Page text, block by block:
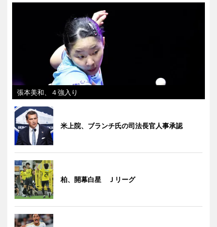
張本美和、４強入り
米上院、ブランチ氏の司法長官人事承認
柏、開幕白星 Ｊリーグ